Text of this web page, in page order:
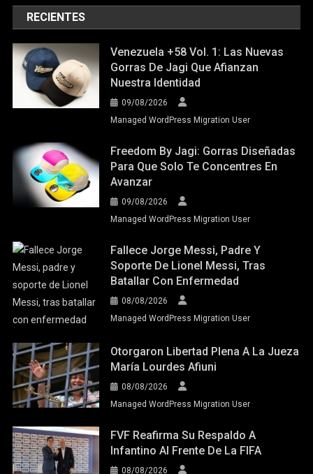
RECIENTES
Venezuela +58 Vol. 1: Las Nuevas
Gorras De Jagi Que Afianzan
Nuestra Identidad
09/08/2026
Managed WordPress Migration User
Freedom By Jagi: Gorras Diseñadas
Para Que Solo Te Concentres En
Avanzar
09/08/2026
Managed WordPress Migration User
Fallece Jorge Messi, Padre Y
Soporte De Lionel Messi, Tras
Batallar Con Enfermedad
08/08/2026
Managed WordPress Migration User
Otorgaron Libertad Plena A La Jueza
María Lourdes Afiuni
08/08/2026
Managed WordPress Migration User
FVF Reafirma Su Respaldo A
Infantino Al Frente De La FIFA
08/08/2026